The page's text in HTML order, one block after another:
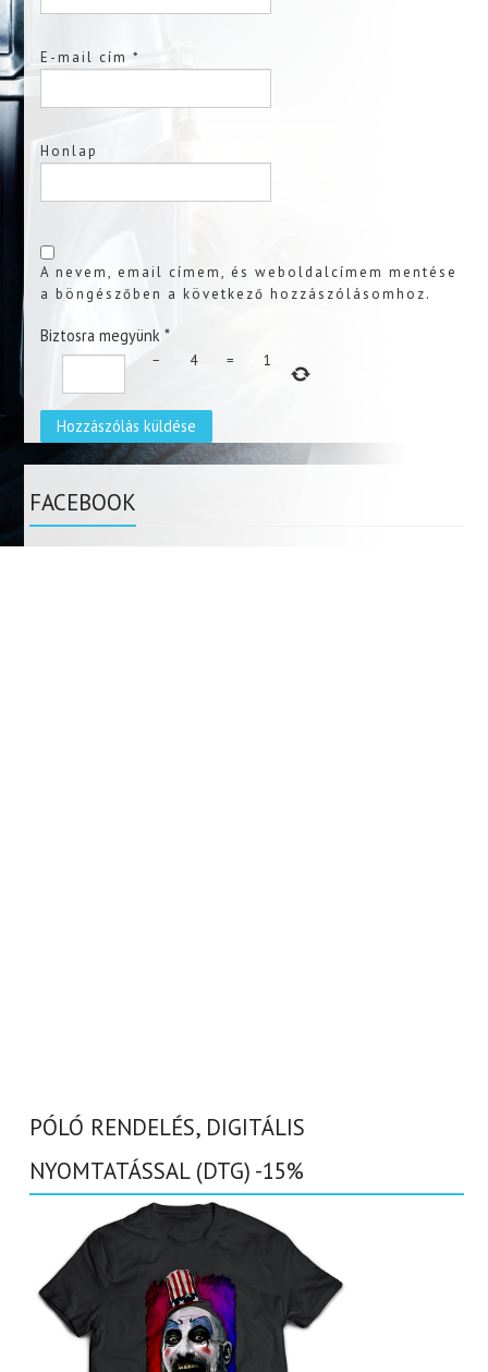
E-mail cím*
Honlap
A nevem, email címem, és weboldalcímem mentése
a böngészőben a következő hozzászólásomhoz.
Biztosra megyünk *
− 4 = 1
FACEBOOK
PÓLÓ RENDELÉS, DIGITÁLIS
NYOMTATÁSSAL (DTG) -15%